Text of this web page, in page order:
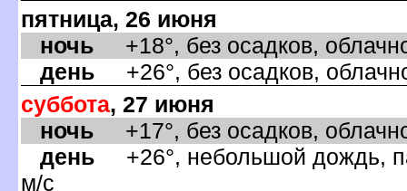
пятница, 26 июня
ночь +18°, без осадков,
день +26°, без осадков,
суббота, 27 июня
ночь +17°, без осадков,
день +26°, небольшой дождь,
м/с